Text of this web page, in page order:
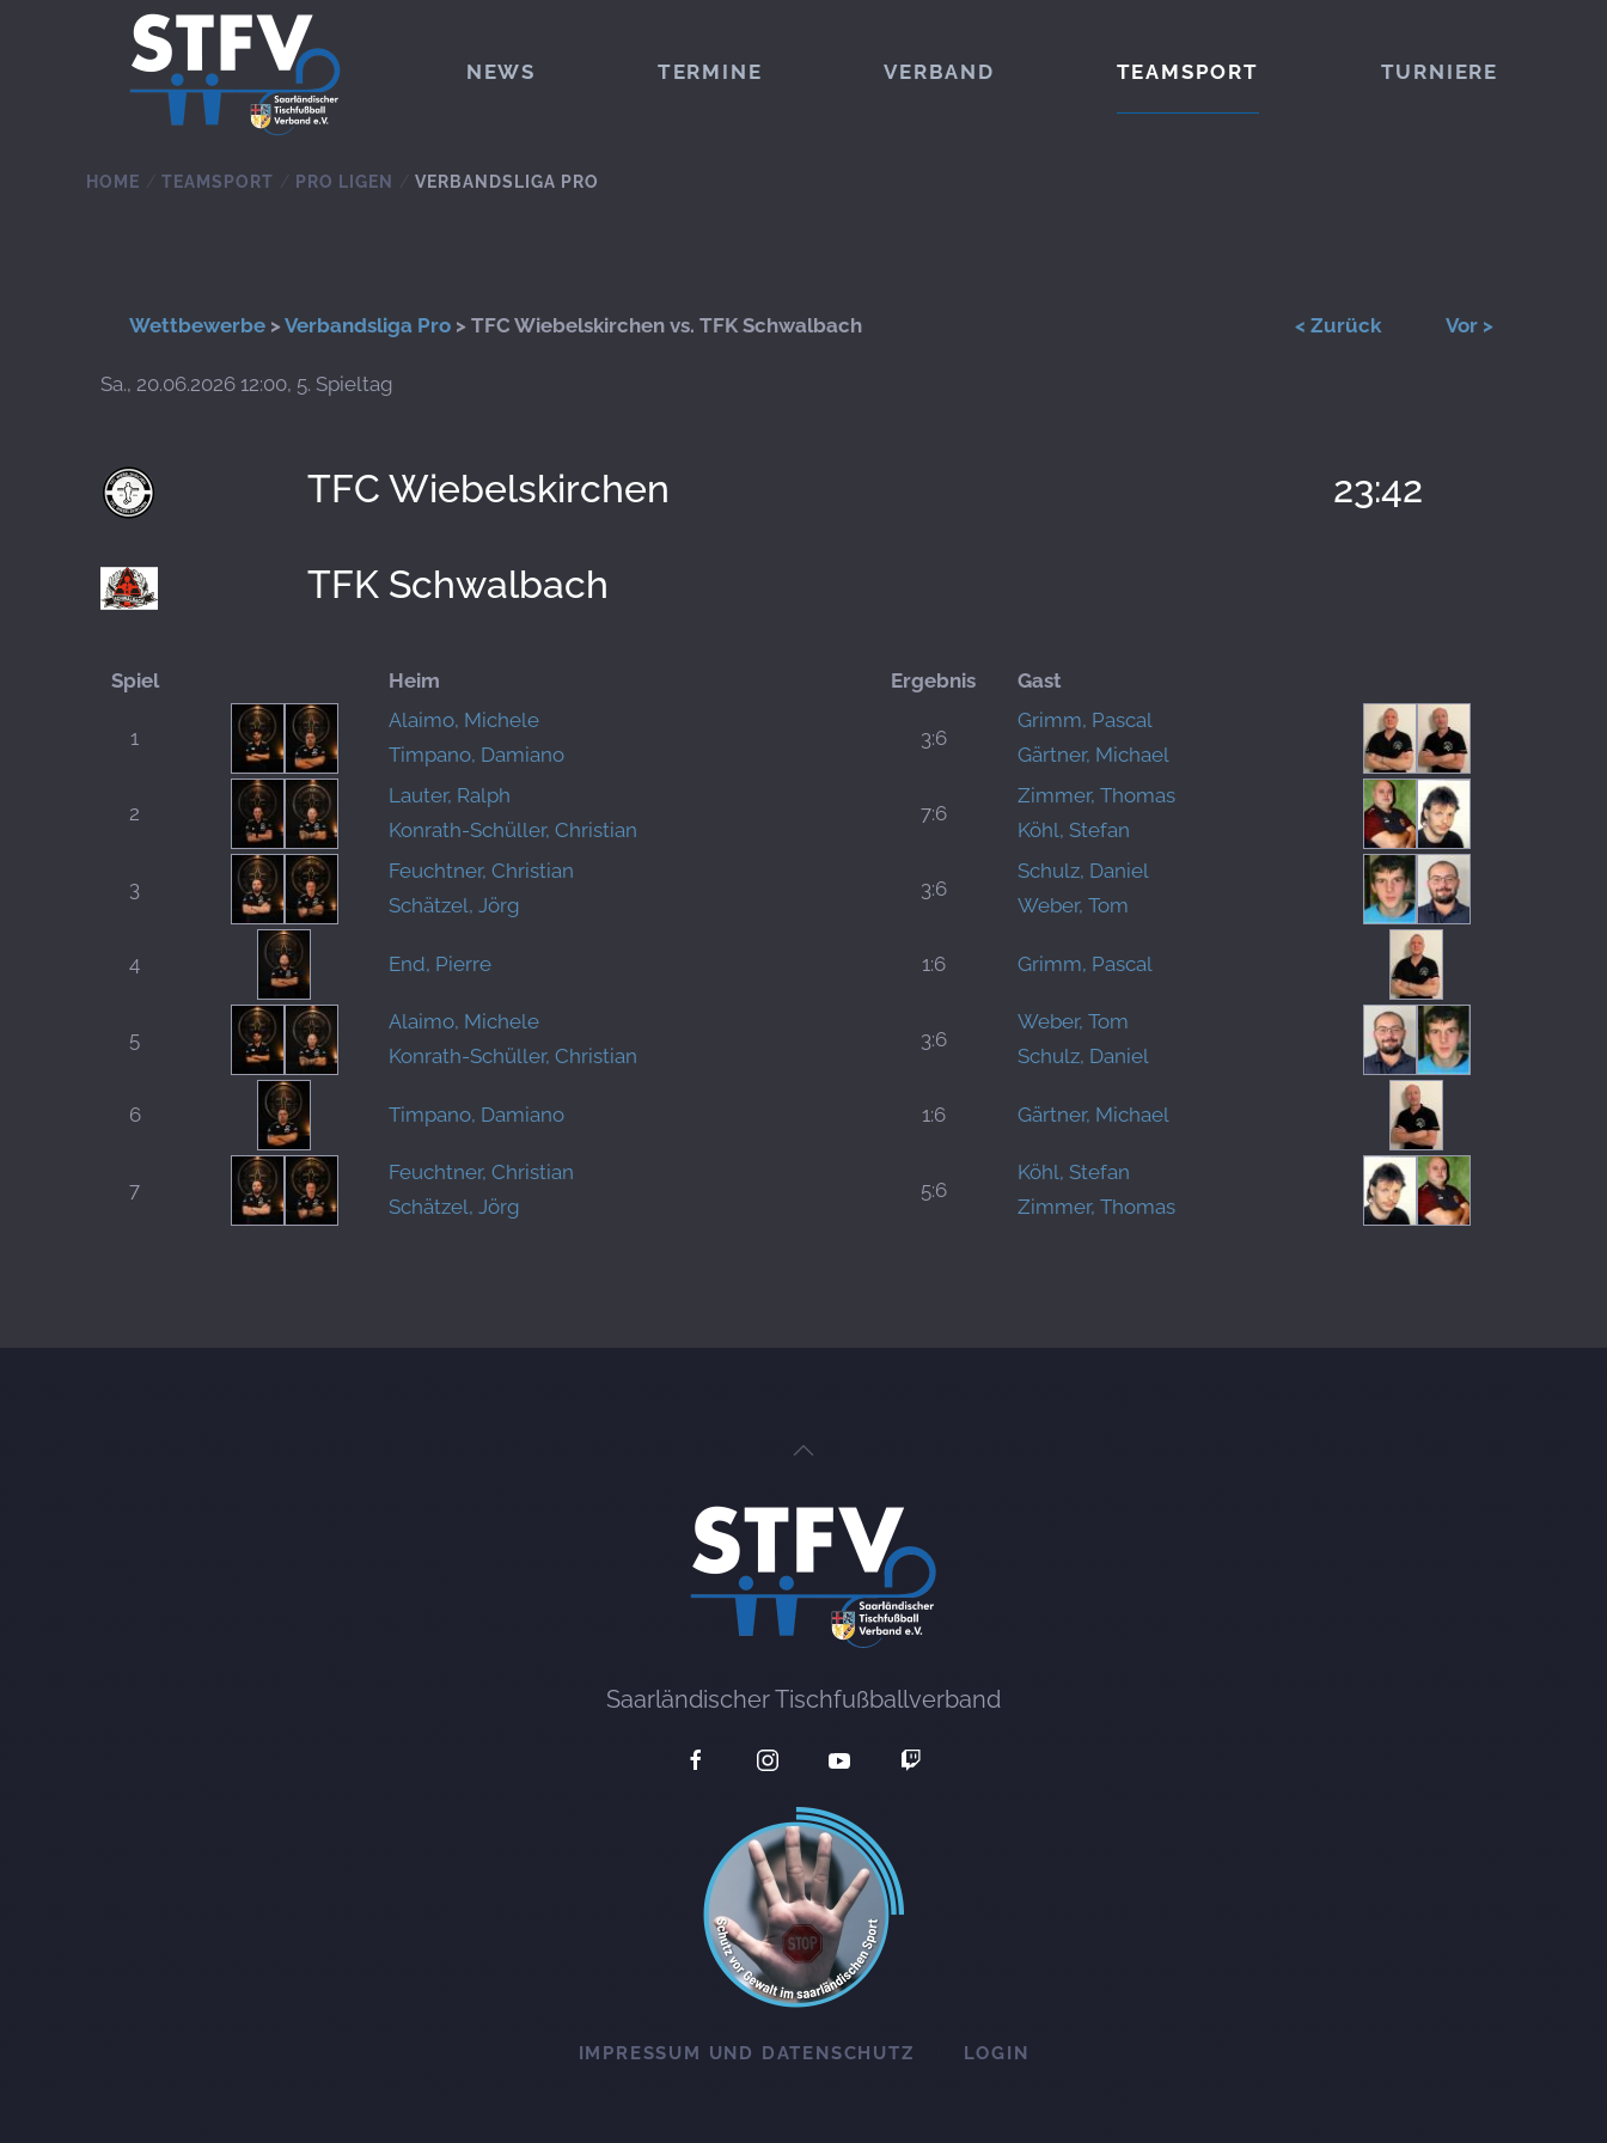
Zum Hauptinhalt springen
NEWS TERMINE VERBAND TEAMSPORT TURNIERE
HOME TEAMSPORT PRO LIGEN VERBANDSLIGA PRO
Wettbewerbe >Verbandsliga Pro > TFC Wiebelskirchen vs. TFK Schwalbach < Zurück Vor >
Sa., 20.06.2026 12:00, 5. Spieltag
TFC Wiebelskirchen 23:42
TFK Schwalbach
Spiel Heim Ergebnis Gast
1
Alaimo, Michele
Timpano, Damiano
3:6
Grimm, Pascal
Gärtner, Michael
2
Lauter, Ralph
Konrath-Schüller, Christian
7:6
Zimmer, Thomas
Köhl, Stefan
3
Feuchtner, Christian
Schätzel, Jörg
3:6
Schulz, Daniel
Weber, Tom
4 End, Pierre 1:6 Grimm, Pascal
5
Alaimo, Michele
Konrath-Schüller, Christian
3:6
Weber, Tom
Schulz, Daniel
6 Timpano, Damiano 1:6 Gärtner, Michael
7
Feuchtner, Christian
Schätzel, Jörg
5:6
Köhl, Stefan
Zimmer, Thomas
Saarländischer Tischfußballverband
IMPRESSUM UND DATENSCHUTZ LOGIN